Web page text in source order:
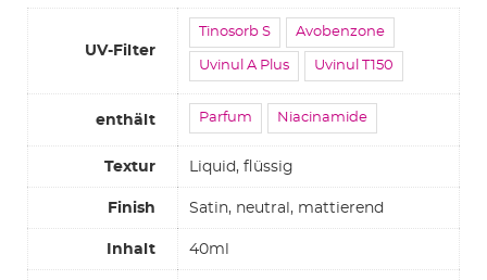
UV-Filter
Tinosorb S Avobenzone
Uvinul A Plus Uvinul T150
enthält Parfum Niacinamide
Textur Liquid, flüssig
Finish Satin, neutral, mattierend
Inhalt 40ml